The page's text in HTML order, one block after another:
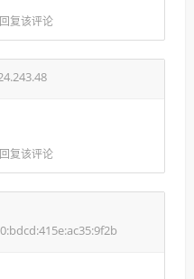
回复该评论
回复该评论